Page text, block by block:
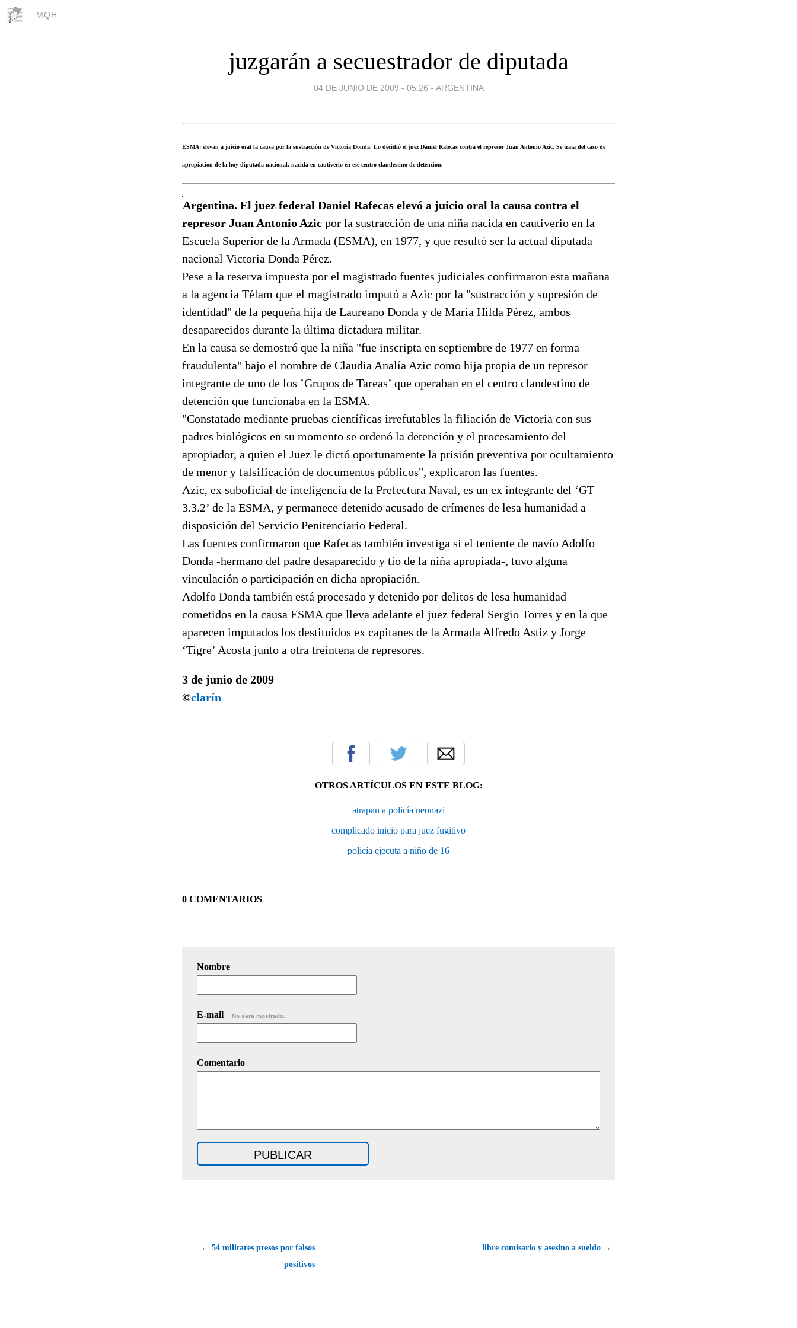
MQH
juzgarán a secuestrador de diputada
04 DE JUNIO DE 2009 - 05:26 - ARGENTINA
ESMA: elevan a juicio oral la causa por la sustracción de Victoria Donda. Lo decidió el juez Daniel Rafecas contra el represor Juan Antonio Azic. Se trata del caso de
apropiación de la hoy diputada nacional, nacida en cautiverio en ese centro clandestino de detención.
Argentina. El juez federal Daniel Rafecas elevó a juicio oral la causa contra el
represor Juan Antonio Azic por la sustracción de una niña nacida en cautiverio en la
Escuela Superior de la Armada (ESMA), en 1977, y que resultó ser la actual diputada
nacional Victoria Donda Pérez.
Pese a la reserva impuesta por el magistrado fuentes judiciales confirmaron esta mañana
a la agencia Télam que el magistrado imputó a Azic por la "sustracción y supresión de
identidad" de la pequeña hija de Laureano Donda y de María Hilda Pérez, ambos
desaparecidos durante la última dictadura militar.
En la causa se demostró que la niña "fue inscripta en septiembre de 1977 en forma
fraudulenta" bajo el nombre de Claudia Analía Azic como hija propia de un represor
integrante de uno de los ’Grupos de Tareas’ que operaban en el centro clandestino de
detención que funcionaba en la ESMA.
"Constatado mediante pruebas científicas irrefutables la filiación de Victoria con sus
padres biológicos en su momento se ordenó la detención y el procesamiento del
apropiador, a quien el Juez le dictó oportunamente la prisión preventiva por ocultamiento
de menor y falsificación de documentos públicos", explicaron las fuentes.
Azic, ex suboficial de inteligencia de la Prefectura Naval, es un ex integrante del ‘GT
3.3.2’ de la ESMA, y permanece detenido acusado de crímenes de lesa humanidad a
disposición del Servicio Penitenciario Federal.
Las fuentes confirmaron que Rafecas también investiga si el teniente de navío Adolfo
Donda -hermano del padre desaparecido y tío de la niña apropiada-, tuvo alguna
vinculación o participación en dicha apropiación.
Adolfo Donda también está procesado y detenido por delitos de lesa humanidad
cometidos en la causa ESMA que lleva adelante el juez federal Sergio Torres y en la que
aparecen imputados los destituidos ex capitanes de la Armada Alfredo Astiz y Jorge
‘Tigre’ Acosta junto a otra treintena de represores.
3 de junio de 2009
©clarín
OTROS ARTÍCULOS EN ESTE BLOG:
atrapan a policía neonazi
complicado inicio para juez fugitivo
policía ejecuta a niño de 16
0 COMENTARIOS
Nombre
E-mail No será mostrado.
Comentario
← 54 militares presos por falsos
positivos
libre comisario y asesino a sueldo →